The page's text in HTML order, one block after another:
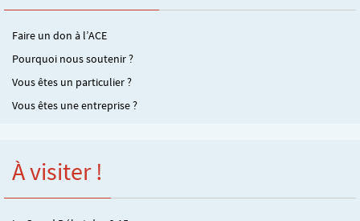
Faire un don à l’ACE
Pourquoi nous soutenir ?
Vous êtes un particulier ?
Vous êtes une entreprise ?
À visiter !